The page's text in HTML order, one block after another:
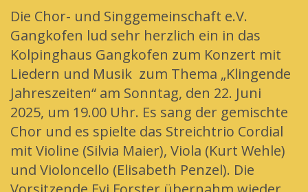
Die Chor- und Singgemeinschaft e.V.
Gangkofen lud sehr herzlich ein in das
Kolpinghaus Gangkofen zum Konzert mit
Liedern und Musik zum Thema „Klingende
Jahreszeiten“ am Sonntag, den 22. Juni
2025, um 19.00 Uhr. Es sang der gemischte
Chor und es spielte das Streichtrio Cordial
mit Violine (Silvia Maier), Viola (Kurt Wehle)
und Violoncello (Elisabeth Penzel). Die